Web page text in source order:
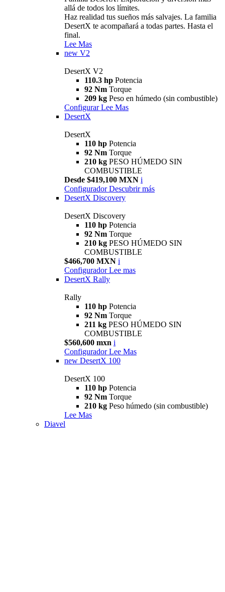
allá de todos los límites.
Haz realidad tus sueños más salvajes. La familia
DesertX te acompañará a todas partes. Hasta el
final.
Lee Mas
new V2
DesertX V2
110.3 hp Potencia
92 Nm Torque
209 kg Peso en húmedo (sin combustible)
Configurar Lee Mas
DesertX
DesertX
110 hp Potencia
92 Nm Torque
210 kg PESO HÚMEDO SIN
COMBUSTIBLE
Desde $419,100 MXN i
Configurador Descubrir más
DesertX Discovery
DesertX Discovery
110 hp Potencia
92 Nm Torque
210 kg PESO HÚMEDO SIN
COMBUSTIBLE
$466,700 MXN i
Configurador Lee mas
DesertX Rally
Rally
110 hp Potencia
92 Nm Torque
211 kg PESO HÚMEDO SIN
COMBUSTIBLE
$560,600 mxn i
Configurador Lee Mas
new DesertX 100
DesertX 100
110 hp Potencia
92 Nm Torque
210 kg Peso húmedo (sin combustible)
Lee Mas
Diavel